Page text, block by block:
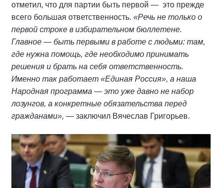
отметил, что для партии быть первой — это прежде
всего большая ответственность. «Речь не только о
первой строке в избирательном бюллетене.
Главное — быть первыми в работе с людьми: там,
где нужна помощь, где необходимо принимать
решения и брать на себя ответственность.
Именно так работает «Единая Россия», а наша
Народная программа — это уже давно не набор
лозунгов, а конкретные обязательства перед
гражданами», — заключил Вячеслав Григорьев.